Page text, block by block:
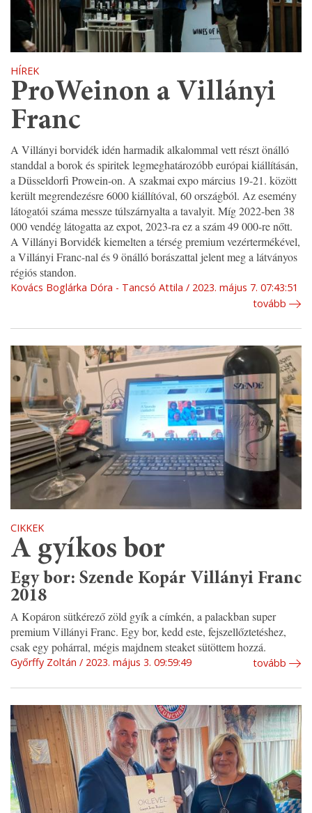
HÍREK
ProWeinon a Villányi
Franc
A Villányi borvidék idén harmadik alkalommal vett részt önálló
standdal a borok és spiritek legmeghatározóbb európai kiállításán,
a Düsseldorfi Prowein-on. A szakmai expo március 19-21. között
került megrendezésre 6000 kiállítóval, 60 országból. Az esemény
látogatói száma messze túlszárnyalta a tavalyit. Míg 2022-ben 38
000 vendég látogatta az expot, 2023-ra ez a szám 49 000-re nőtt.
A Villányi Borvidék kiemelten a térség premium vezértermékével,
a Villányi Franc-nal és 9 önálló borászattal jelent meg a látványos
régiós standon.
Kovács Boglárka Dóra - Tancsó Attila
2023. május 7. 07:43:51
tovább
CIKKEK
A gyíkos bor
Egy bor: Szende Kopár Villányi Franc
2018
A Kopáron sütkérező zöld gyík a címkén, a palackban super
premium Villányi Franc. Egy bor, kedd este, fejszellőztetéshez,
csak egy pohárral, mégis majdnem steaket sütöttem hozzá.
Győrffy Zoltán 2023. május 3. 09:59:49 tovább